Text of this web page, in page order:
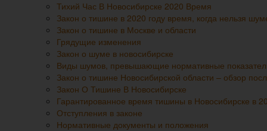
Тихий Час В Новосибирске 2020 Время
Закон о тишине в 2020 году время, когда нельзя
Закон о тишине в Москве и области
Грядущие изменения
Закон о шуме в новосибирске
Виды шумов, превышающие нормативные
Закон о тишине Новосибирской области – обзор
Закон О Тишине В Новосибирске
Гарантированное время тишины в Новосибирске в
Отступления в законе
Нормативные документы и положения